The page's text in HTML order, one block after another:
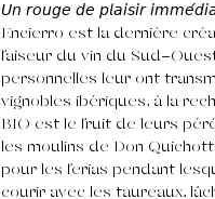
𝘜𝘯 𝘳𝘰𝘶𝘨𝘦 𝘥𝘦 𝘱𝘭𝘢𝘪𝘴𝘪𝘳
Encierro est la dernière
faiseur du vin du Sud-
personnelles leur ont
vignobles ibériques, à la
BIO est le fruit de leurs
les moulins de Don
pour les ferias pendant
courir avec les taureaux,